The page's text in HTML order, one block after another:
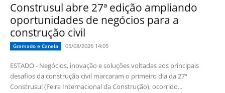
Construsul abre 27ª edição ampliando
oportunidades de negócios para a
construção civil
Gramado e Canela 05/08/2026 14:05
ESTADO - Negócios, inovação e soluções voltadas aos principais
desafios da construção civil marcaram o primeiro dia da 27ª
Construsul (Feira Internacional da Construção), ocorrido...